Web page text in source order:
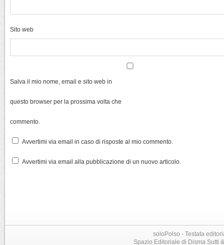
Sito web
Salva il mio nome, email e sito web in
questo browser per la prossima volta che
commento.
Avvertimi via email in caso di risposte al mio commento.
Avvertimi via email alla pubblicazione di un nuovo articolo.
soloPolso - Testata
Spazio Editoriale di Disma Sutti